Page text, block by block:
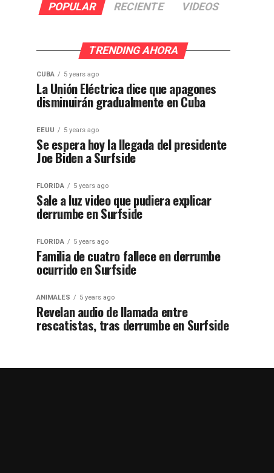
POPULAR RECIENTE VIDEOS
TRENDING AHORA
CUBA 5 years ago
La Unión Eléctrica dice que apagones
disminuirán gradualmente en Cuba
EEUU 5 years ago
Se espera hoy la llegada del presidente
Joe Biden a Surfside
FLORIDA 5 years ago
Sale a luz video que pudiera explicar
derrumbe en Surfside
FLORIDA 5 years ago
Familia de cuatro fallece en derrumbe
ocurrido en Surfside
ANIMALES 5 years ago
Revelan audio de llamada entre
rescatistas, tras derrumbe en Surfside